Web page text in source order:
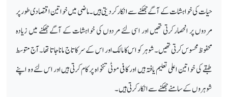
حیات کی خواہشات کے آگے جھکنے سے انکار کر دیتی ہیں۔ماضی میں خواتین اقتصادی طور پر
مردوں پر انحصار کرتی تھیں اور اسی لئے مردوں کی خواہشات کے آگے جھکنے میں زیادہ
محفوظ محسوس کرتی تھیں۔ شوہر کو اس کا مالک اور اس کے سر کا تاج مانا جاتا تھا۔آج متوسط
طبقے کی خواتین اعلی تعلیم یا فتہ ہیں اور کافی موٹی تنخواہ پر کام کرتی ہیں اور اس لئے وہ اپنے
شوہروں کے سامنے جھکنے سے انکار کرتی ہیں۔